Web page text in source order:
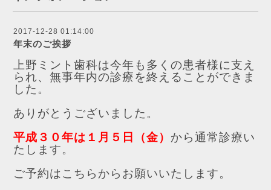
2017-12-28 01:14:00
年末のご挨拶
上野ミント歯科は今年も多くの患者様に支え
られ、無事年内の診療を終えることができま
した。
ありがとうございました。
平成３０年は１月５日（金） から通常診療い
たします。
ご予約はこちらからお願いいたします。